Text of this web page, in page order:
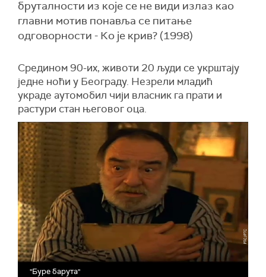
бруталности из које се не види излаз као
главни мотив понавља се питање
одговорности - Ко је крив? (1998)
Средином 90-их, животи 20 људи се укрштају
једне ноћи у Београду. Незрели младић
украде аутомобил чији власник га прати и
растури стан његовог оца.
"Буре барута"